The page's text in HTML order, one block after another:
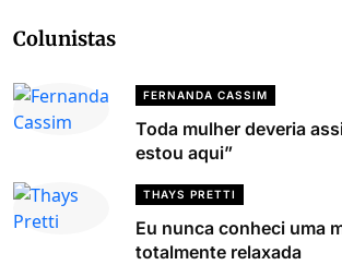
Colunistas
FERNANDA CASSIM
Toda mulher deveria
estou aqui”
THAYS PRETTI
Eu nunca conheci uma
totalmente relaxada